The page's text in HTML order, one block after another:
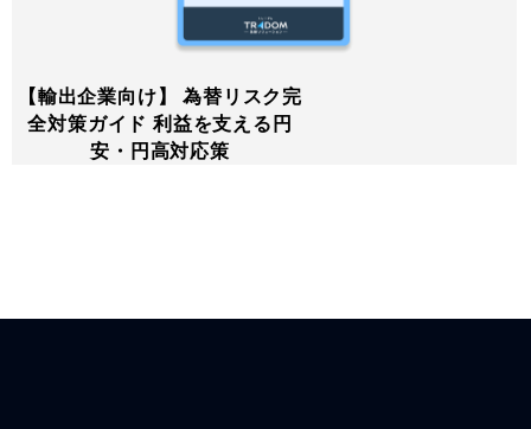
【輸出企業向け】 為替リスク完
全対策ガイド 利益を支える円
安・円高対応策